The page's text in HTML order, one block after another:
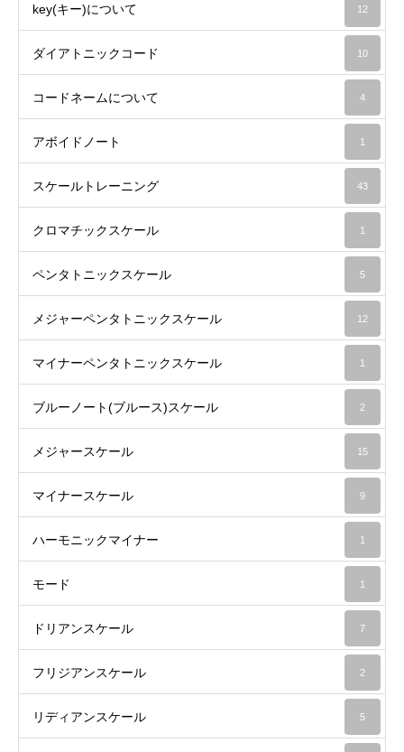
key(キー)について 12
ダイアトニックコード 10
コードネームについて 4
アボイドノート 1
スケールトレーニング 43
クロマチックスケール 1
ペンタトニックスケール 5
メジャーペンタトニックスケール 12
マイナーペンタトニックスケール 1
ブルーノート(ブルース)スケール 2
メジャースケール 15
マイナースケール 9
ハーモニックマイナー 1
モード 1
ドリアンスケール 7
フリジアンスケール 2
リディアンスケール 5